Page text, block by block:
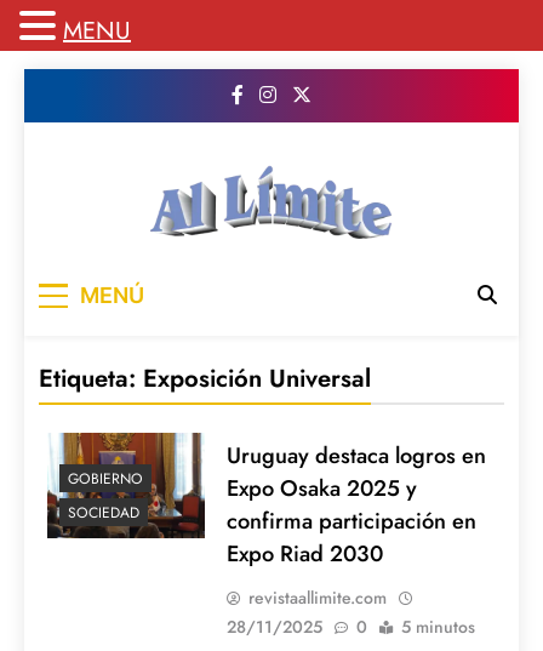
publicamos todo el contenido e informacion
MENÚ
Etiqueta: Exposición Universal
GOBIERNO
SOCIEDAD
Uruguay destaca logros en
Expo Osaka 2025 y
confirma participación en
Expo Riad 2030
revistaallimite.com
28/11/2025
0 5 minutos
MENU